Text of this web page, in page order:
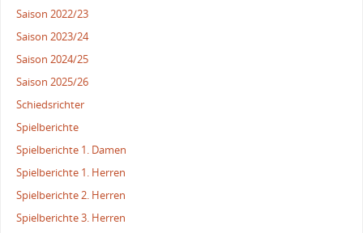
Saison 2022/23
Saison 2023/24
Saison 2024/25
Saison 2025/26
Schiedsrichter
Spielberichte
Spielberichte 1. Damen
Spielberichte 1. Herren
Spielberichte 2. Herren
Spielberichte 3. Herren